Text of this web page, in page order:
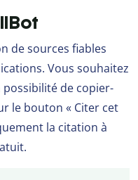
de sources fiables
Vous souhaitez
possibilité de copier-
le bouton « Citer cet
la citation à